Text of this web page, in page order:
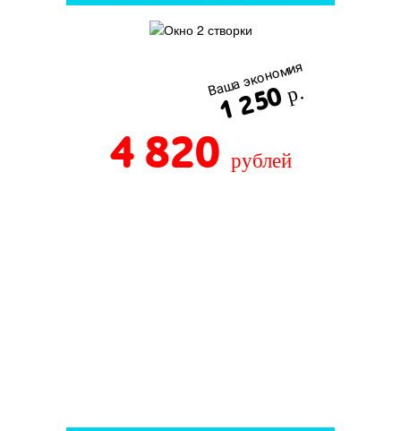
Ваша экономия
1 250р.
4 820 рублей